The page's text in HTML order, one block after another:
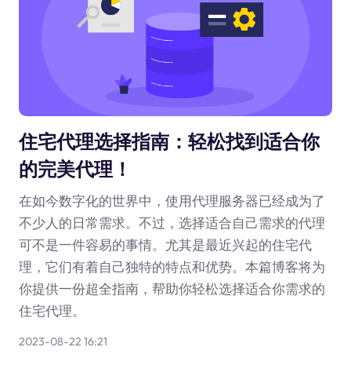
住宅代理选择指南：轻松找到适合你
的完美代理！
在如今数字化的世界中，使用代理服务器已经成为了
不少人的日常需求。不过，选择适合自己需求的代理
可不是一件容易的事情。尤其是最近兴起的住宅代
理，它们有着自己独特的特点和优势。本篇博客将为
你提供一份超全指南，帮助你轻松选择适合你需求的
住宅代理。
2023-08-22 16:21